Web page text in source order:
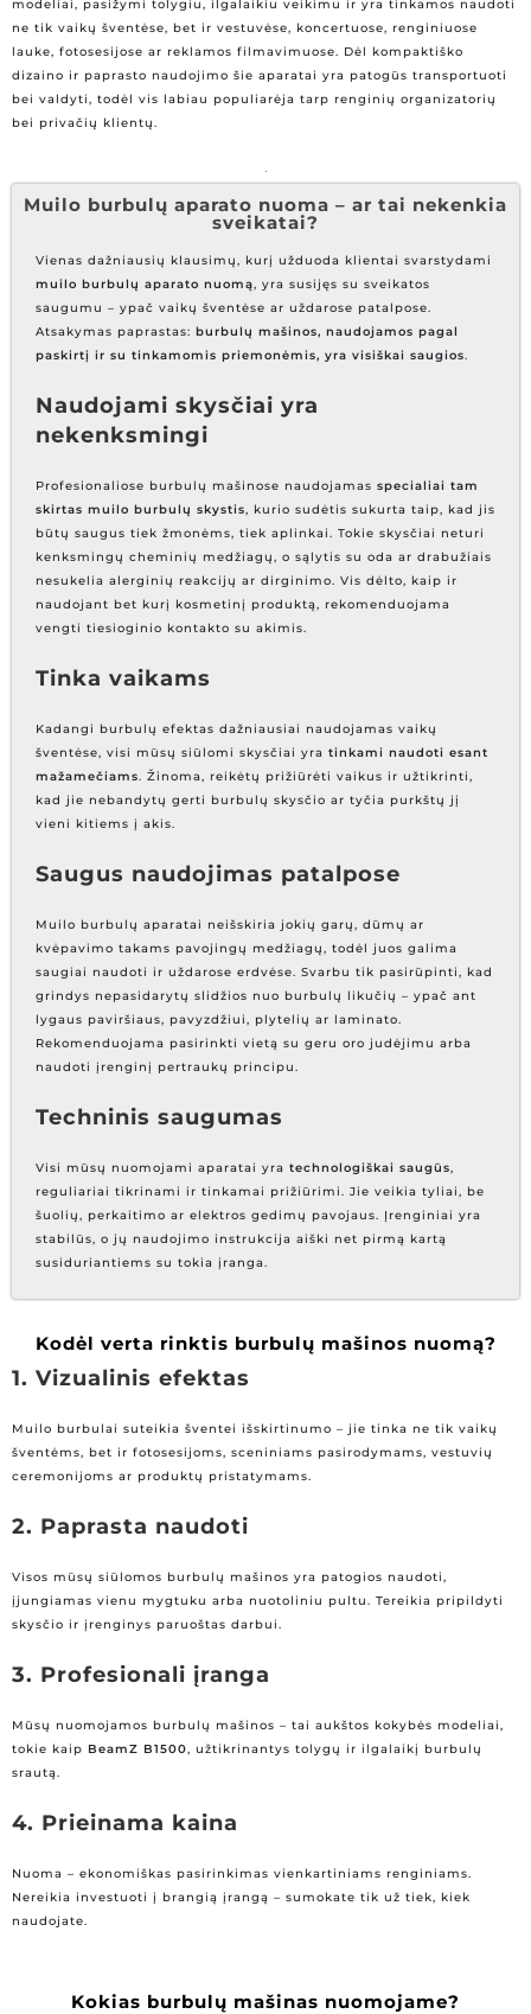
modeliai, pasižymi tolygiu, ilgalaikiu veikimu ir yra tinkamos naudoti
ne tik vaikų šventėse, bet ir vestuvėse, koncertuose, renginiuose
lauke, fotosesijose ar reklamos filmavimuose. Dėl kompaktiško
dizaino ir paprasto naudojimo šie aparatai yra patogūs transportuoti
bei valdyti, todėl vis labiau populiarėja tarp renginių organizatorių
bei privačių klientų.
Muilo burbulų aparato nuoma – ar tai nekenkia
sveikatai?
Vienas dažniausių klausimų, kurį užduoda klientai svarstydami
muilo burbulų aparato nuomą, yra susijęs su sveikatos
saugumu – ypač vaikų šventėse ar uždarose patalpose.
Atsakymas paprastas: burbulų mašinos, naudojamos pagal
paskirtį ir su tinkamomis priemonėmis, yra visiškai saugios.
Naudojami skysčiai yra
nekenksmingi
Profesionaliose burbulų mašinose naudojamas specialiai tam
skirtas muilo burbulų skystis, kurio sudėtis sukurta taip, kad jis
būtų saugus tiek žmonėms, tiek aplinkai. Tokie skysčiai neturi
kenksmingų cheminių medžiagų, o sąlytis su oda ar drabužiais
nesukelia alerginių reakcijų ar dirginimo. Vis dėlto, kaip ir
naudojant bet kurį kosmetinį produktą, rekomenduojama
vengti tiesioginio kontakto su akimis.
Tinka vaikams
Kadangi burbulų efektas dažniausiai naudojamas vaikų
šventėse, visi mūsų siūlomi skysčiai yra tinkami naudoti esant
mažamečiams. Žinoma, reikėtų prižiūrėti vaikus ir užtikrinti,
kad jie nebandytų gerti burbulų skysčio ar tyčia purkštų jį
vieni kitiems į akis.
Saugus naudojimas patalpose
Muilo burbulų aparatai neišskiria jokių garų, dūmų ar
kvėpavimo takams pavojingų medžiagų, todėl juos galima
saugiai naudoti ir uždarose erdvėse. Svarbu tik pasirūpinti, kad
grindys nepasidarytų slidžios nuo burbulų likučių – ypač ant
lygaus paviršiaus, pavyzdžiui, plytelių ar laminato.
Rekomenduojama pasirinkti vietą su geru oro judėjimu arba
naudoti įrenginį pertraukų principu.
Techninis saugumas
Visi mūsų nuomojami aparatai yra technologiškai saugūs,
reguliariai tikrinami ir tinkamai prižiūrimi. Jie veikia tyliai, be
šuolių, perkaitimo ar elektros gedimų pavojaus. Įrenginiai yra
stabilūs, o jų naudojimo instrukcija aiški net pirmą kartą
susiduriantiems su tokia įranga.
Kodėl verta rinktis burbulų mašinos nuomą?
1. Vizualinis efektas
Muilo burbulai suteikia šventei išskirtinumo – jie tinka ne tik vaikų
šventėms, bet ir fotosesijoms, sceniniams pasirodymams, vestuvių
ceremonijoms ar produktų pristatymams.
2. Paprasta naudoti
Visos mūsų siūlomos burbulų mašinos yra patogios naudoti,
įjungiamas vienu mygtuku arba nuotoliniu pultu. Tereikia pripildyti
skysčio ir įrenginys paruoštas darbui.
3. Profesionali įranga
Mūsų nuomojamos burbulų mašinos – tai aukštos kokybės modeliai,
tokie kaip BeamZ B1500, užtikrinantys tolygų ir ilgalaikį burbulų
srautą.
4. Prieinama kaina
Nuoma – ekonomiškas pasirinkimas vienkartiniams renginiams.
Nereikia investuoti į brangią įrangą – sumokate tik už tiek, kiek
naudojate.
Kokias burbulų mašinas nuomojame?